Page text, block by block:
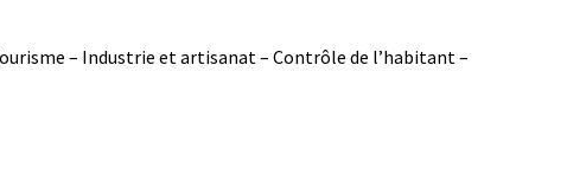
– Industrie et artisanat – Contrôle de l’habitant –